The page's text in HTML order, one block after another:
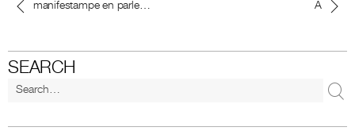
manifestampe en parle… A
SEARCH